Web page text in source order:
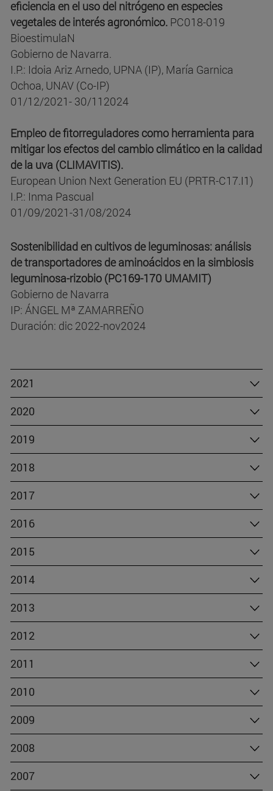
eficiencia en el uso del nitrógeno en especies
vegetales de interés agronómico. PC018-019
BioestimulaN
Gobierno de Navarra.
I.P.: Idoia Ariz Arnedo, UPNA (IP), María Garnica
Ochoa, UNAV (Co-IP)
01/12/2021- 30/112024
Empleo de fitorreguladores como herramienta para
mitigar los efectos del cambio climático en la calidad
de la uva (CLIMAVITIS).
European Union Next Generation EU (PRTR-C17.I1)
I.P.: Inma Pascual
01/09/2021-31/08/2024
Sostenibilidad en cultivos de leguminosas: análisis
de transportadores de aminoácidos en la simbiosis
leguminosa-rizobio (PC169-170 UMAMIT)
Gobierno de Navarra
IP: ÁNGEL Mª ZAMARREÑO
Duración: dic 2022-nov2024
2021
2020
2019
2018
2017
2016
2015
2014
2013
2012
2011
2010
2009
2008
2007